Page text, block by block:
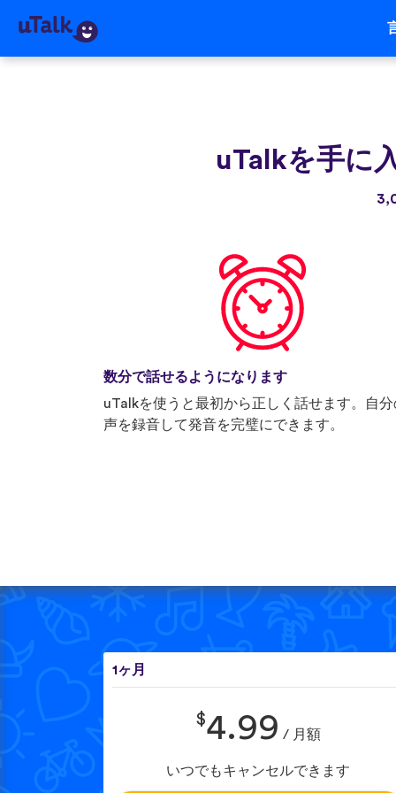
uTalkを手に
数分で話せるようになります
uTalkを使うと最初から正しく話せます。自分
声を録音して発音を完璧にできます。
1ヶ月
$4.99 / 月額
いつでもキャンセルできます